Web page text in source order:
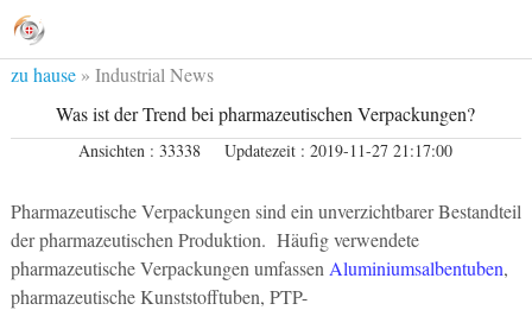
zu hause» Industrial News
Was ist der Trend bei pharmazeutischen Verpackungen?
Ansichten : 33338 Updatezeit : 2019-11-27 21:17:00
Pharmazeutische Verpackungen sind ein unverzichtbarer Bestandteil
der pharmazeutischen Produktion. Häufig verwendete
pharmazeutische Verpackungen umfassen Aluminiumsalbentuben,
pharmazeutische Kunststofftuben, PTP-